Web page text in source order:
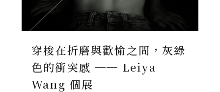
穿梭在折磨與歡愉之間，灰綠
色的衝突感 ── Leiya
Wang 個展